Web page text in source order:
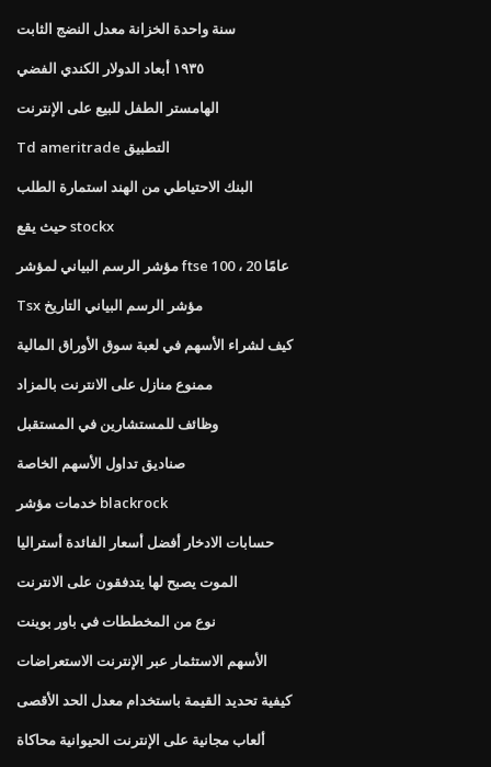
سنة واحدة الخزانة معدل النضج الثابت
١٩٣٥ أبعاد الدولار الكندي الفضي
الهامستر الطفل للبيع على الإنترنت
Td ameritrade التطبيق
البنك الاحتياطي من الهند استمارة الطلب
حيث يقع stockx
مؤشر الرسم البياني لمؤشر ftse 100 ، 20 عامًا
Tsx مؤشر الرسم البياني التاريخ
كيف لشراء الأسهم في لعبة سوق الأوراق المالية
ممنوع منازل على الانترنت بالمزاد
وظائف للمستشارين في المستقبل
صناديق تداول الأسهم الخاصة
خدمات مؤشر blackrock
حسابات الادخار أفضل أسعار الفائدة أستراليا
الموت يصبح لها يتدفقون على الانترنت
نوع من المخططات في باور بوينت
الأسهم الاستثمار عبر الإنترنت الاستعراضات
كيفية تحديد القيمة باستخدام معدل الحد الأقصى
ألعاب مجانية على الإنترنت الحيوانية محاكاة